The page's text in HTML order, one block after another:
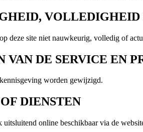
deze site niet nauwkeurig, volledig of
VAN DE SERVICE EN
worden gewijzigd.
DIENSTEN
online beschikbaar via de